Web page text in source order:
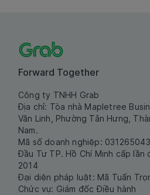
Forward Together
Công ty TNHH Grab
Địa chỉ: Tòa nhà Mapletree
Văn Linh, Phường Tân Hưng,
Nam.
Mã số doanh nghiệp:
Đầu Tư TP. Hồ Chí Minh cấp lần
2014
Đại diện pháp luật: Mã Tuấn
Chức vụ: Giám đốc Điều hành